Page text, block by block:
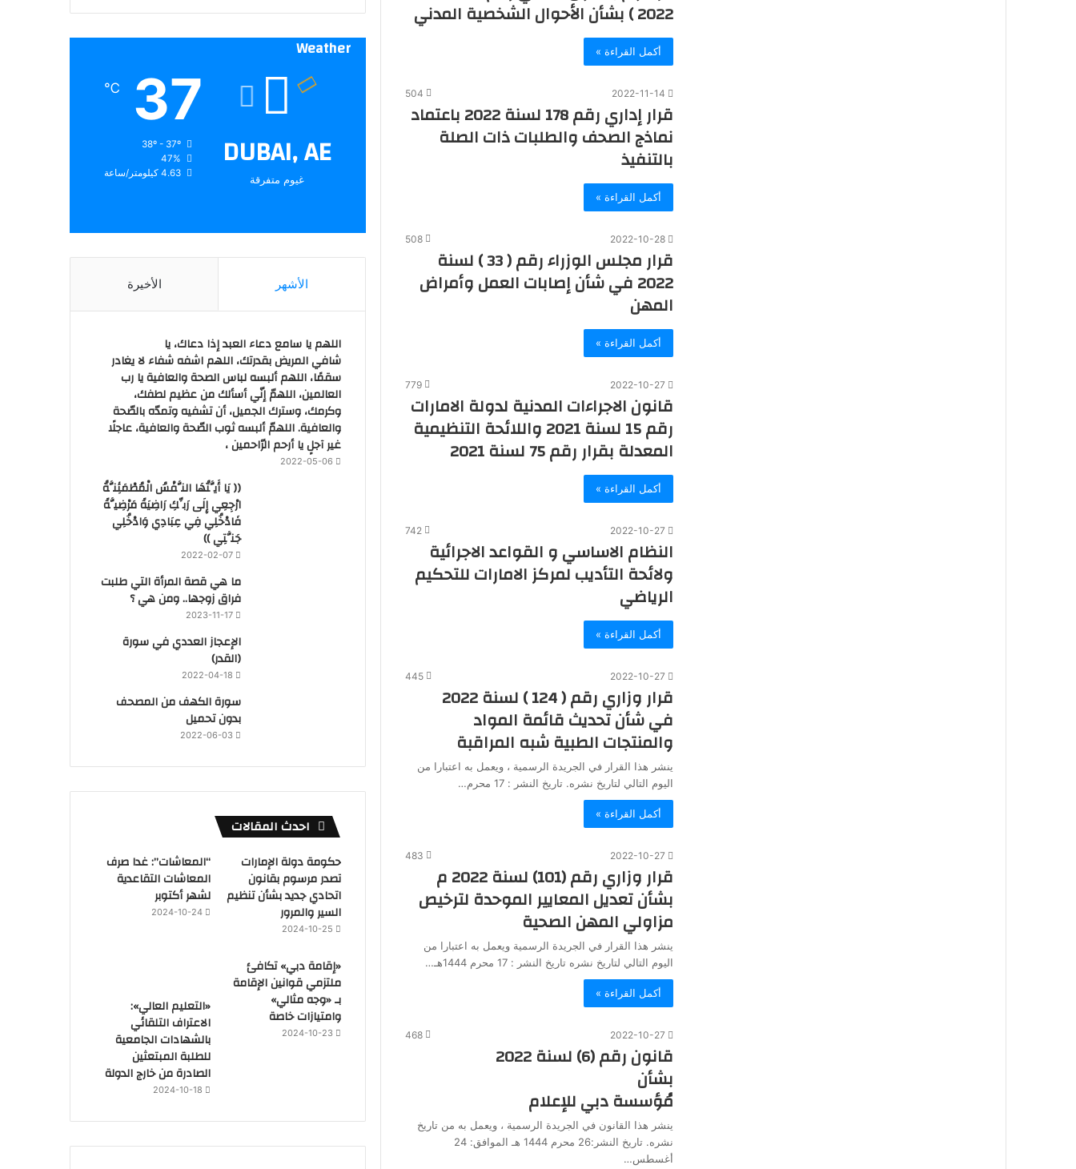
2022 ) بشأن الأحوال الشخصية المدني
أكمل القراءة »
2022-11-14
504
قرار إداري رقم 178 لسنة 2022 باعتماد
نماذج الصحف والطلبات ذات الصلة
بالتنفيذ
أكمل القراءة »
2022-10-28
508
قرار مجلس الوزراء رقم ( 33 ) لسنة
2022 في شأن إصابات العمل وأمراض
المهن
أكمل القراءة »
2022-10-27
779
قانون الاجراءات المدنية لدولة الامارات
رقم 15 لسنة 2021 واللائحة التنظيمية
المعدلة بقرار رقم 75 لسنة 2021
أكمل القراءة »
2022-10-27
742
النظام الاساسي و القواعد الاجرائية
ولائحة التأديب لمركز الامارات للتحكيم
الرياضي
أكمل القراءة »
2022-10-27
445
قرار وزاري رقم ( 124 ) لسنة 2022
في شأن تحديث قائمة المواد
والمنتجات الطبية شبه المراقبة
ينشر هذا القرار في الجريدة الرسمية ، ويعمل به اعتبارا من
اليوم التالي لتاريخ نشره. تاريخ النشر : 17 محرم…
أكمل القراءة »
2022-10-27
483
قرار وزاري رقم (101) لسنة 2022 م
بشأن تعديل المعايير الموحدة لترخيص
مزاولي المهن الصحية
ينشر هذا القرار في الجريدة الرسمية ويعمل به اعتبارا من
اليوم التالي لتاريخ نشره تاريخ النشر : 17 محرم 1444هـ…
أكمل القراءة »
2022-10-27
468
قانون رقم (6) لسنة 2022
بشأن
مُؤسسة دبي للإعلام
ينشر هذا القانون في الجريدة الرسمية ، ويعمل به من تاريخ
نشره. تاريخ النشر:26 محرم 1444 هـ الموافق: 24
أغسطس…
Weather
DUBAI, AE
غيوم متفرقة
37
℃
38º - 37º
47%
4.63 كيلومتر/ساعة
الأشهر الأخيرة
اللهم يا سامع دعاء العبد إذا دعاك، يا
شافي المريض بقدرتك، اللهم اشفه شفاء لا يغادر
سقمًا، اللهم ألبسه لباس الصحة والعافية يا رب
العالمين، اللهمّ إنّي أسألك من عظيم لطفك،
وكرمك، وسترك الجميل، أن تشفيه وتمدّه بالصّحة
والعافية. اللهمّ ألبسه ثوب الصّحة والعافية، عاجلًا
غير آجلٍ يا أرحم الرّاحمين ،
2022-05-06
(( يَا أَيَّتُهَا النَّفْسُ الْمُطْمَئِنَّةُ
ارْجِعِي إِلَى رَبِّكِ رَاضِيَةً مَرْضِيَّةً
فَادْخُلِي فِي عِبَادِي وَادْخُلِي
جَنَّتِي ))
2022-02-07
ما هي قصة المرأة التي طلبت
فراق زوجها.. ومن هي ؟
2023-11-17
‏الإعجاز العددي في سورة
(القدر)
2022-04-18
سورة الكهف من المصحف
بدون تحميل
2022-06-03
احدث المقالات
حكومة دولة الإمارات
تصدر مرسوم بقانون
اتحادي جديد بشأن تنظيم
السير والمرور
2024-10-25
“المعاشات”: غدا صرف
المعاشات التقاعدية
لشهر أكتوبر
2024-10-24
«إقامة دبي» تكافئ
ملتزمي قوانين الإقامة
بـ «وجه مثالي»
وامتيازات خاصة
2024-10-23
«التعليم العالي»:
الاعتراف التلقائي
بالشهادات الجامعية
للطلبة المبتعثين
الصادرة من خارج الدولة
2024-10-18